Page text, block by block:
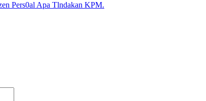
Pers0al Apa Tlndakan KPM.